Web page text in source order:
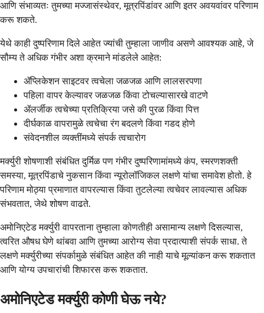
आणि संभाव्यतः तुमच्या मज्जासंस्थेवर, मूत्रपिंडांवर आणि इतर अवयवांवर परिणाम
करू शकते.
येथे काही दुष्परिणाम दिले आहेत ज्यांची तुम्हाला जाणीव असणे आवश्यक आहे, जे
सौम्य ते अधिक गंभीर अशा क्रमाने मांडलेले आहेत:
ॲप्लिकेशन साइटवर त्वचेला जळजळ आणि लालसरपणा
पहिला वापर केल्यावर जळजळ किंवा टोचल्यासारखे वाटणे
ॲलर्जीक त्वचेच्या प्रतिक्रिया जसे की पुरळ किंवा पित्त
दीर्घकाळ वापरामुळे त्वचेचा रंग बदलणे किंवा गडद होणे
संवेदनशील व्यक्तींमध्ये संपर्क त्वचारोग
मर्क्युरी शोषणाशी संबंधित दुर्मिळ पण गंभीर दुष्परिणामांमध्ये कंप, स्मरणशक्ती
समस्या, मूत्रपिंडाचे नुकसान किंवा न्यूरोलॉजिकल लक्षणे यांचा समावेश होतो. हे
परिणाम मोठ्या प्रमाणात वापरल्यास किंवा तुटलेल्या त्वचेवर लावल्यास अधिक
संभवतात, जेथे शोषण वाढते.
अमोनिएटेड मर्क्युरी वापरताना तुम्हाला कोणतीही असामान्य लक्षणे दिसल्यास,
त्वरित औषध घेणे थांबवा आणि तुमच्या आरोग्य सेवा प्रदात्याशी संपर्क साधा. ते
लक्षणे मर्क्युरीच्या संपर्कामुळे संबंधित आहेत की नाही याचे मूल्यांकन करू शकतात
आणि योग्य उपचारांची शिफारस करू शकतात.
अमोनिएटेड मर्क्युरी कोणी घेऊ नये?